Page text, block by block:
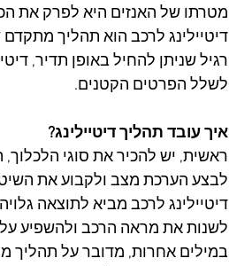
מטרתו של האנזים היא לפרק את
דיטיילינג לרכב הוא תהליך מתקדם
רגיל שניתן להחיל באופן תדיר,
לשלל הפרטים הקטנים.
איך עובד תהליך דיטיילינג?
ראשית, יש להכיר את סוגי
לבצע הערכת מצב ולקבוע את
דיטיילינג לרכב מביא לתוצאה
לשנות את מראה הרכב ולהשפיע
במילים אחרות, מדובר על תהליך